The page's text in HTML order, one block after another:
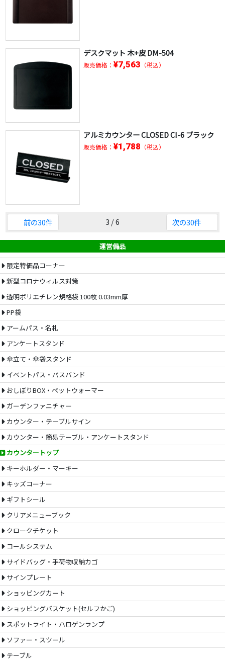
デスクマット 木+皮 DM-504
販売価格： ¥7,563 （税込）
アルミカウンター CLOSED CI-6 ブラック
販売価格： ¥1,788 （税込）
前の30件 3 / 6 次の30件
運営備品
限定特価品コーナー
新型コロナウィルス対策
透明ポリエチレン規格袋 100枚 0.03mm厚
PP袋
アームパス・名札
アンケートスタンド
傘立て・傘袋スタンド
イベントパス・パスバンド
おしぼりBOX・ペットウォーマー
ガーデンファニチャー
カウンター・テーブルサイン
カウンター・簡易テーブル・アンケートスタンド
カウンタートップ
キーホルダー・マーキー
キッズコーナー
ギフトシール
クリアメニューブック
クロークチケット
コールシステム
サイドバッグ・手荷物収納カゴ
サインプレート
ショッピングカート
ショッピングバスケット(セルフかご)
スポットライト・ハロゲンランプ
ソファー・スツール
テーブル